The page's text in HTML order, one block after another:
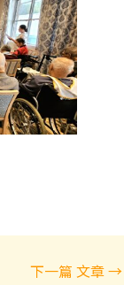
下一篇 文章→